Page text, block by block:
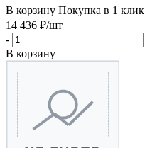
В корзину Покупка в 1 клик
14 436 ₽/шт
-
В корзину